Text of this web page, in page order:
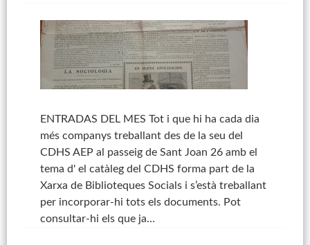
ENTRADAS DEL MES Tot i que hi ha cada dia
més companys treballant des de la seu del
CDHS AEP al passeig de Sant Joan 26 amb el
tema d' el catàleg del CDHS forma part de la
Xarxa de Biblioteques Socials i s’està treballant
per incorporar-hi tots els documents. Pot
consultar-hi els que ja…